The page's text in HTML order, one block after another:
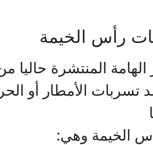
رأس الخيمة
المنتشرة
الأمطار أو
الخيمة وهي: